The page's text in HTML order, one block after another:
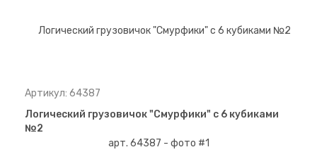
Артикул: 64387
Логический грузовичок "Смурфики" с 6 кубиками
№2